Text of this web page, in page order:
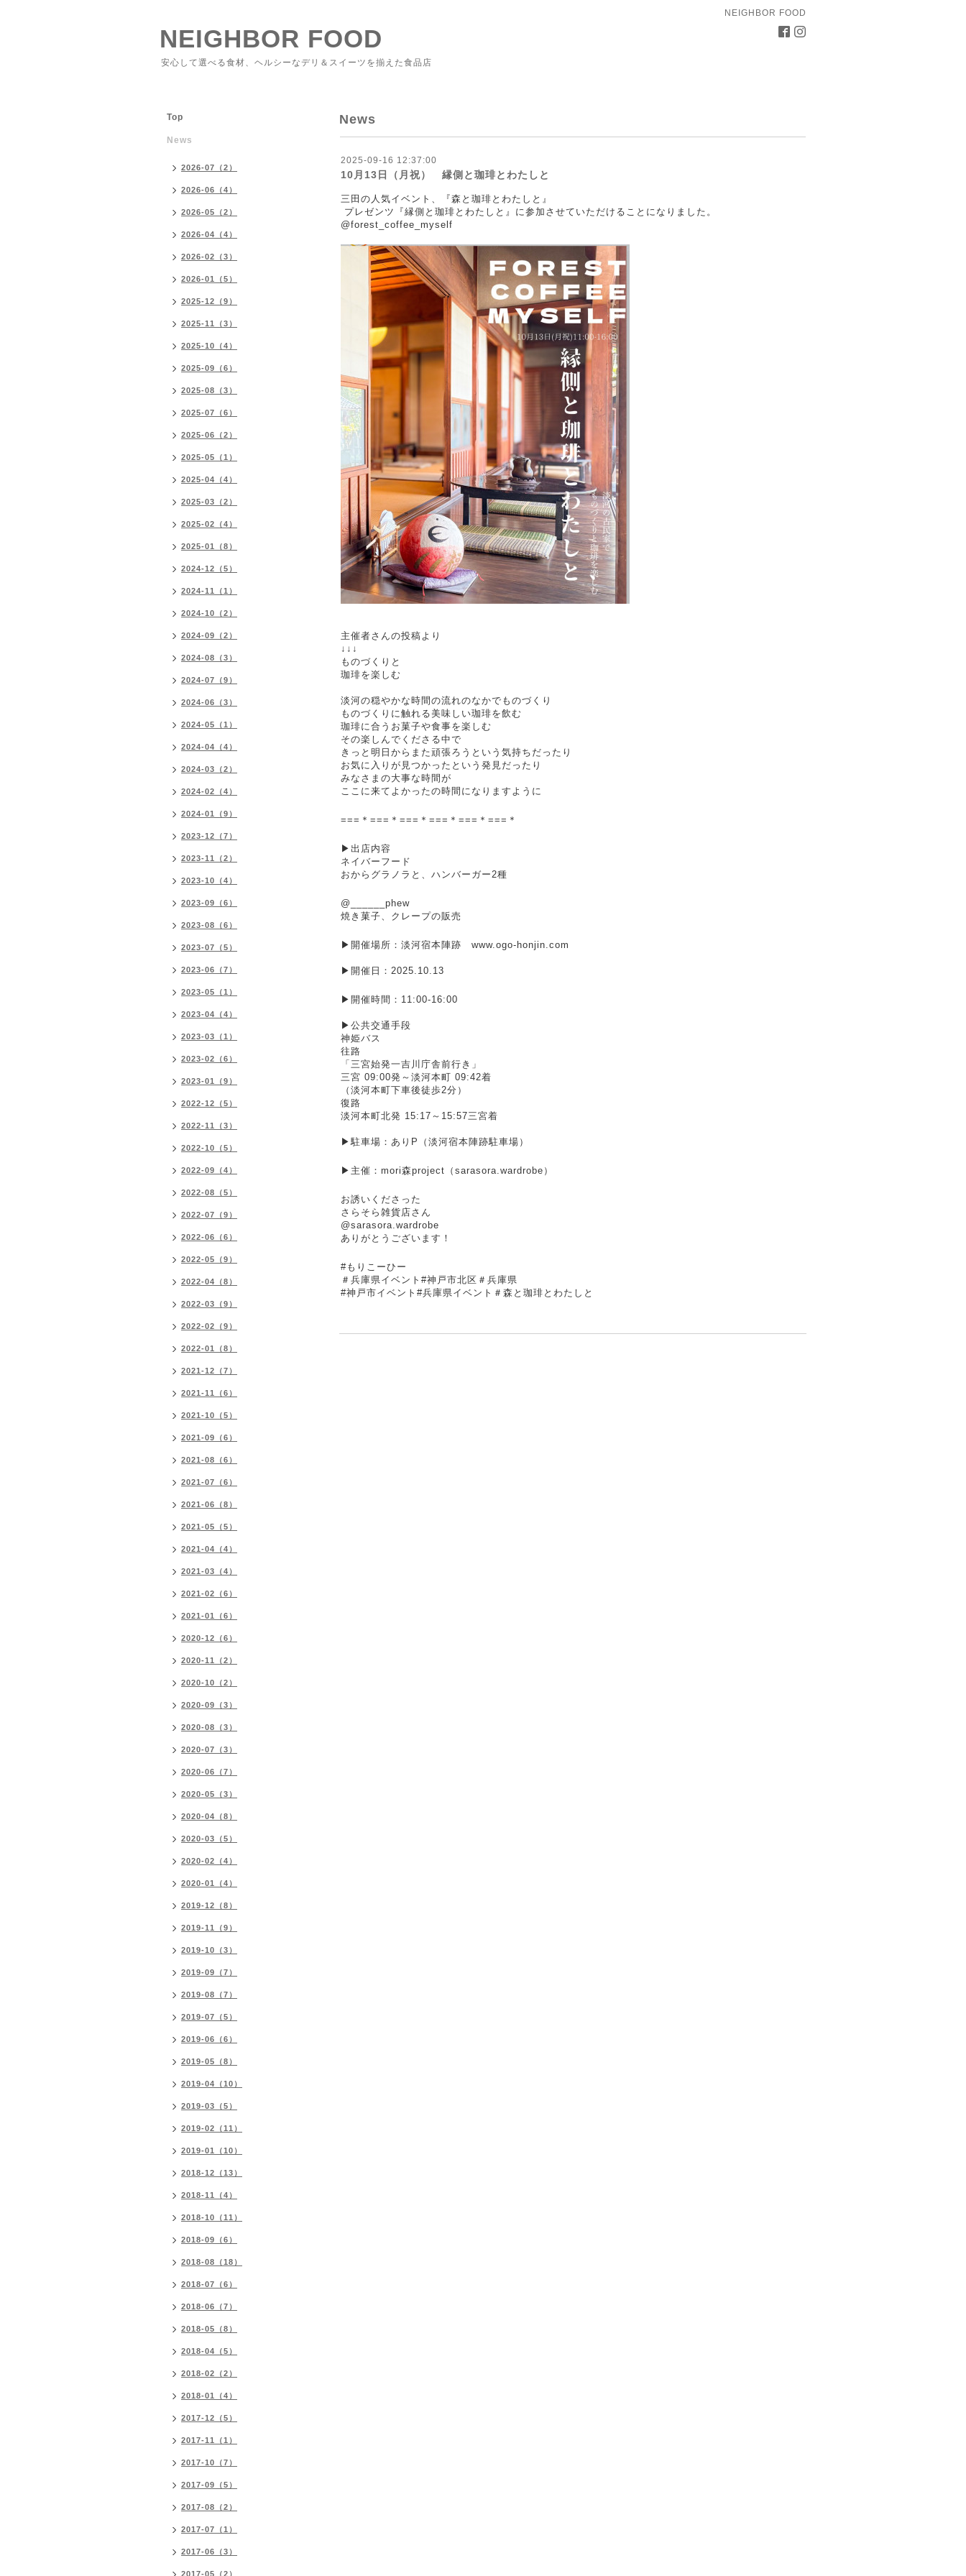
NEIGHBOR FOOD
NEIGHBOR FOOD
安心して選べる食材、ヘルシーなデリ＆スイーツを揃えた食品店
News
2025-09-16 12:37:00
10月13日（月祝） 縁側と珈琲とわたしと
三田の人気イベント、『森と珈琲とわたしと』
プレゼンツ『縁側と珈琲とわたしと』に参加させていただけることになりました。
@forest_coffee_myself
主催者さんの投稿より
↓↓↓
ものづくりと
珈琲を楽しむ
淡河の穏やかな時間の流れのなかでものづくり
ものづくりに触れる美味しい珈琲を飲む
珈琲に合うお菓子や食事を楽しむ
その楽しんでくださる中で
きっと明日からまた頑張ろうという気持ちだっ たり
お気に入りが見つかったという発見だったり
みなさまの大事な時間が
ここに来てよかったの時間になりますように
===＊===＊===＊===＊===＊===＊
▶︎出店内容
ネイバーフード
おからグラノラと、ハンバーガー2種
@______phew
焼き菓子、クレープの販売
▶︎開催場所：淡河宿本陣跡 www.ogo-honjin.com
▶︎開催日：2025.10.13
▶︎開催時間：11:00-16:00
▶公共交通手段
神姫バス
往路
「三宮始発一吉川庁舎前行き」
三宮 09:00発～淡河本町 09:42着
（淡河本町下車後徒歩2分）
復路
淡河本町北発 15:17～15:57三宮着
▶︎駐車場：ありP（淡河宿本陣跡駐車場）
▶︎主催：mori森project（sarasora.wardrobe）
お誘いくださった
さらそら雑貨店さん
@sarasora.wardrobe
ありがとうございます！
#もりこーひー
＃兵庫県イベント#神戸市北区＃兵庫県
#神戸市イベント#兵庫県イベント ＃森と珈琲とわたしと
Top
News
2026-07（2）
2026-06（4）
2026-05（2）
2026-04（4）
2026-02（3）
2026-01（5）
2025-12（9）
2025-11（3）
2025-10（4）
2025-09（6）
2025-08（3）
2025-07（6）
2025-06（2）
2025-05（1）
2025-04（4）
2025-03（2）
2025-02（4）
2025-01（8）
2024-12（5）
2024-11（1）
2024-10（2）
2024-09（2）
2024-08（3）
2024-07（9）
2024-06（3）
2024-05（1）
2024-04（4）
2024-03（2）
2024-02（4）
2024-01（9）
2023-12（7）
2023-11（2）
2023-10（4）
2023-09（6）
2023-08（6）
2023-07（5）
2023-06（7）
2023-05（1）
2023-04（4）
2023-03（1）
2023-02（6）
2023-01（9）
2022-12（5）
2022-11（3）
2022-10（5）
2022-09（4）
2022-08（5）
2022-07（9）
2022-06（6）
2022-05（9）
2022-04（8）
2022-03（9）
2022-02（9）
2022-01（8）
2021-12（7）
2021-11（6）
2021-10（5）
2021-09（6）
2021-08（6）
2021-07（6）
2021-06（8）
2021-05（5）
2021-04（4）
2021-03（4）
2021-02（6）
2021-01（6）
2020-12（6）
2020-11（2）
2020-10（2）
2020-09（3）
2020-08（3）
2020-07（3）
2020-06（7）
2020-05（3）
2020-04（8）
2020-03（5）
2020-02（4）
2020-01（4）
2019-12（8）
2019-11（9）
2019-10（3）
2019-09（7）
2019-08（7）
2019-07（5）
2019-06（6）
2019-05（8）
2019-04（10）
2019-03（5）
2019-02（11）
2019-01（10）
2018-12（13）
2018-11（4）
2018-10（11）
2018-09（6）
2018-08（18）
2018-07（6）
2018-06（7）
2018-05（8）
2018-04（5）
2018-02（2）
2018-01（4）
2017-12（5）
2017-11（1）
2017-10（7）
2017-09（5）
2017-08（2）
2017-07（1）
2017-06（3）
2017-05（2）